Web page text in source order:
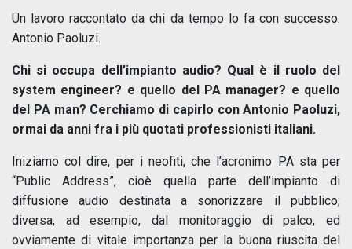
Un lavoro raccontato da chi da tempo lo fa con successo:
Antonio Paoluzi.
Chi si occupa dell’impianto audio? Qual è il ruolo del
system engineer? e quello del PA manager? e quello
del PA man? Cerchiamo di capirlo con Antonio Paoluzi,
ormai da anni fra i più quotati professionisti italiani.
Iniziamo col dire, per i neofiti, che l’acronimo PA sta per
“Public Address”, cioè quella parte dell’impianto di
diffusione audio destinata a sonorizzare il pubblico;
diversa, ad esempio, dal monitoraggio di palco, ed
ovviamente di vitale importanza per la buona riuscita del